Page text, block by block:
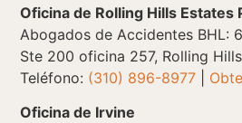
Oficina de Rolling Hills Estates
Abogados de Accidentes BHL:
Ste 200 oficina 257, Rolling
Teléfono: (310) 896-8977
Oficina de Irvine